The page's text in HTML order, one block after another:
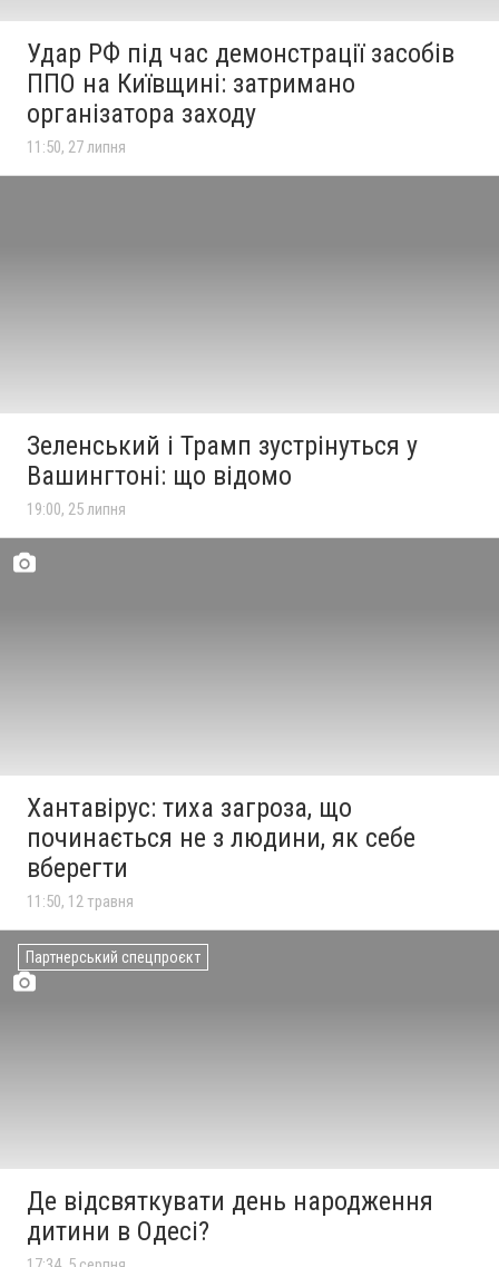
Удар РФ під час демонстрації засобів
ППО на Київщині: затримано
організатора заходу
11:50, 27 липня
Зеленський і Трамп зустрінуться у
Вашингтоні: що відомо
19:00, 25 липня
Хантавірус: тиха загроза, що
починається не з людини, як себе
вберегти
11:50, 12 травня
Партнерський спецпроєкт
Де відсвяткувати день народження
дитини в Одесі?